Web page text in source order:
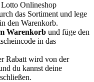
Onlineshop
das Sortiment und lege
den Warenkorb.
Warenkorb und füge den
in das
Rabatt wird von der
du kannst deine